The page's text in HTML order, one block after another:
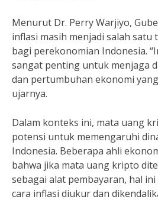
Menurut Dr. Perry Warjiyo,
inflasi masih menjadi salah satu
bagi perekonomian Indonesia.
sangat penting untuk menjaga
dan pertumbuhan ekonomi
ujarnya.
Dalam konteks ini, mata uang
potensi untuk memengaruhi
Indonesia. Beberapa ahli
bahwa jika mata uang kripto
sebagai alat pembayaran, hal
cara inflasi diukur dan